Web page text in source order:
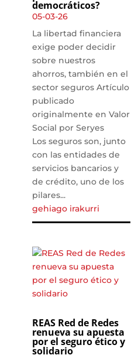
democráticos?
05-03-26
La libertad financiera
exige poder decidir
sobre nuestros
ahorros, también en el
sector seguros Artículo
publicado
originalmente en Valor
Social por Seryes
Los seguros son, junto
con las entidades de
servicios bancarios y
de crédito, uno de los
pilares...
gehiago irakurri
REAS Red de Redes
renueva su apuesta
por el seguro ético y
solidario